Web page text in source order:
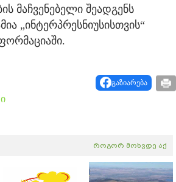
მაჩვენებელი შეადგენს
„ინტერპრესნიუსისთვის“
გაზიარება
როგორ მოხვდე აქ